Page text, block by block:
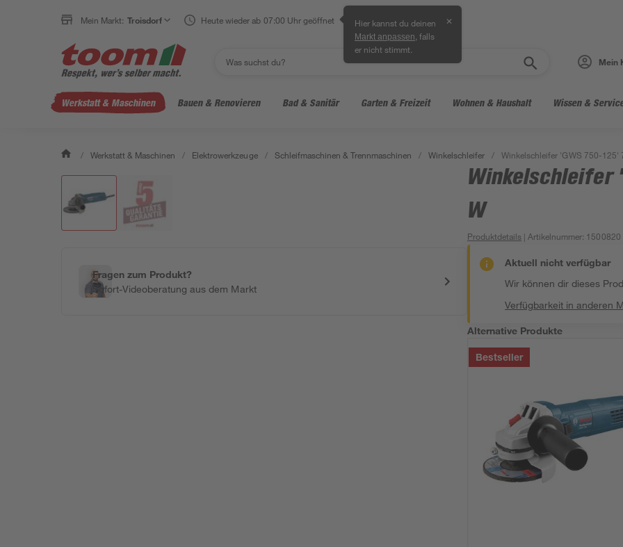
Mein Markt: Troisdorf Heute wieder ab 07:00 Uhr geöffnet Hier kannst du deinen
Markt anpassen , falls
er nicht stimmt.
✕
Mein
Werkstatt & Maschinen Bauen & Renovieren Bad & Sanitär Garten & Freizeit Wohnen & Haushalt Wissen &
/ Werkstatt & Maschinen / Elektrowerkzeuge / Schleifmaschinen & Trennmaschinen / Winkelschleifer / Winkelschleifer 'GWS 750-125'
Fragen zum Produkt?
Sofort-Videoberatung aus dem Markt
Winkelschleifer
W
Produktdetails | Artikelnummer: 1500820
Aktuell nicht verfügbar
Wir können dir dieses
Verfügbarkeit in anderen
Alternative Produkte
Bestseller